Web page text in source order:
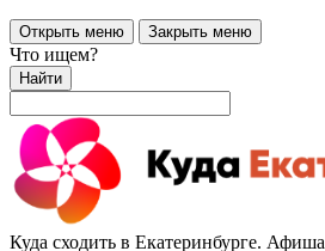
Открыть меню Закрыть меню
Что ищем?
Найти
Куда сходить в Екатеринбурге. Афиша